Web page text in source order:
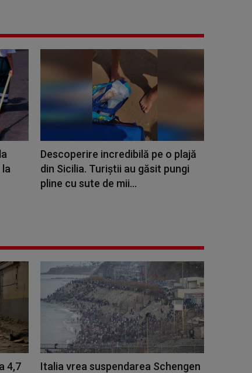
Descoperire incredibilă pe o plajă
din Sicilia. Turiștii au găsit pungi
pline cu sute de mii...
4,7
Italia vrea suspendarea Schengen